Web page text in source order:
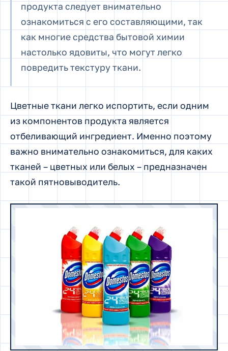
продукта следует внимательно
ознакомиться с его составляющими, так
как многие средства бытовой химии
настолько ядовиты, что могут легко
повредить текстуру ткани.
Цветные ткани легко испортить, если одним
из компонентов продукта является
отбеливающий ингредиент. Именно поэтому
важно внимательно ознакомиться, для каких
тканей – цветных или белых – предназначен
такой пятновыводитель.